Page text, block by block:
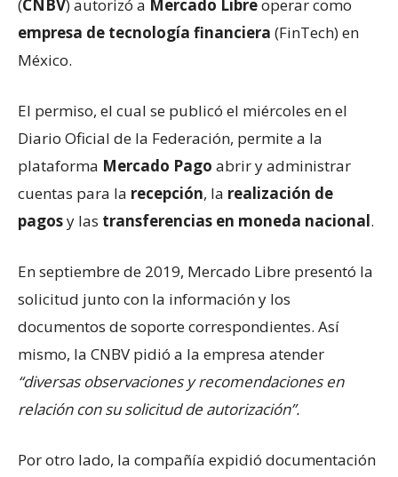
(CNBV) autorizó a Mercado Libreoperar como
empresa de tecnología financiera (FinTech) en
México.
El permiso, el cual se publicó el miércoles en el
Diario Oficial de la Federación, permite a la
plataforma Mercado Pago abrir y administrar
cuentas para la recepción, la realización de
pagosy las transferencias en moneda nacional.
En septiembre de 2019, Mercado Libre presentó la
solicitud junto con la información y los
documentos de soporte correspondientes. Así
mismo, la CNBV pidió a la empresa atender
“diversas observaciones y recomendaciones en
relación con su solicitud de autorización”.
Por otro lado, la compañía expidió documentación